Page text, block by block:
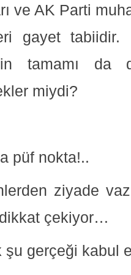
ve AK Parti
gayet
tamamı da
miydi?
püf nokta!..
ziyade
çekiyor…
şu gerçeği kabul